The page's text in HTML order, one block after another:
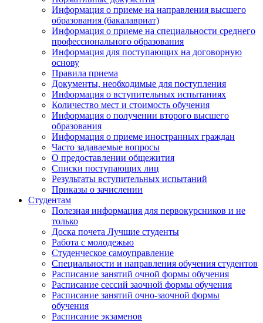
Информация о приеме на направления высшего
образования (бакалавриат)
Информация о приеме на специальности среднего
профессионального образования
Информация для поступающих на договорную
основу
Правила приема
Документы, необходимые для поступления
Информация о вступительных испытаниях
Количество мест и стоимость обучения
Информация о получении второго высшего
образования
Информация о приеме иностранных граждан
Часто задаваемые вопросы
О предоставлении общежития
Списки поступающих лиц
Результаты вступительных испытаний
Приказы о зачислении
Студентам
Полезная информация для первокурсников и не
только
Доска почета Лучшие студенты
Работа с молодежью
Студенческое самоуправление
Специальности и направления обучения студентов
Расписание занятий очной формы обучения
Расписание сессий заочной формы обучения
Расписание занятий очно-заочной формы
обучения
Расписание экзаменов